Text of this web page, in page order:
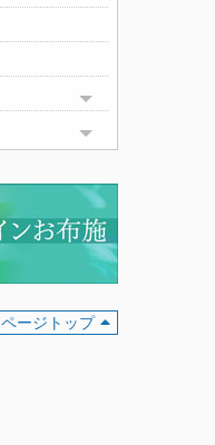
Toggle menu
Toggle menu
ページトップ